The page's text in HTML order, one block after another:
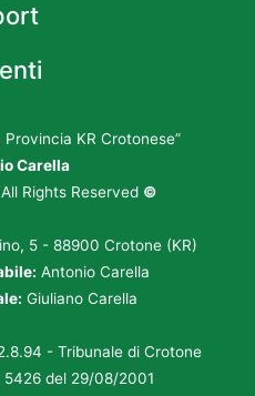
Provincia KR Crotonese”
Carella
All Rights Reserved ©
5 - 88900 Crotone (KR)
Antonio Carella
Giuliano Carella
- Tribunale di Crotone
5426 del 29/08/2001